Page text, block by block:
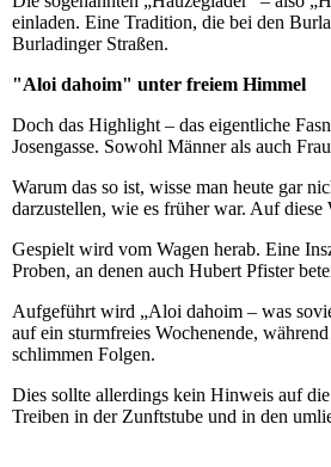
einladen. Eine Tradition, die bei den
Burladinger Straßen.
"Aloi dahoim" unter freiem Himmel
Doch das Highlight – das eigentliche
Josengasse. Sowohl Männer als auch
Warum das so ist, wisse man heute gar
darzustellen, wie es früher war. Auf
Gespielt wird vom Wagen herab. Eine
Proben, an denen auch Hubert Pfister
Aufgeführt wird „Aloi dahoim – was
auf ein sturmfreies Wochenende,
schlimmen Folgen.
Dies sollte allerdings kein Hinweis auf
Treiben in der Zunftstube und in den